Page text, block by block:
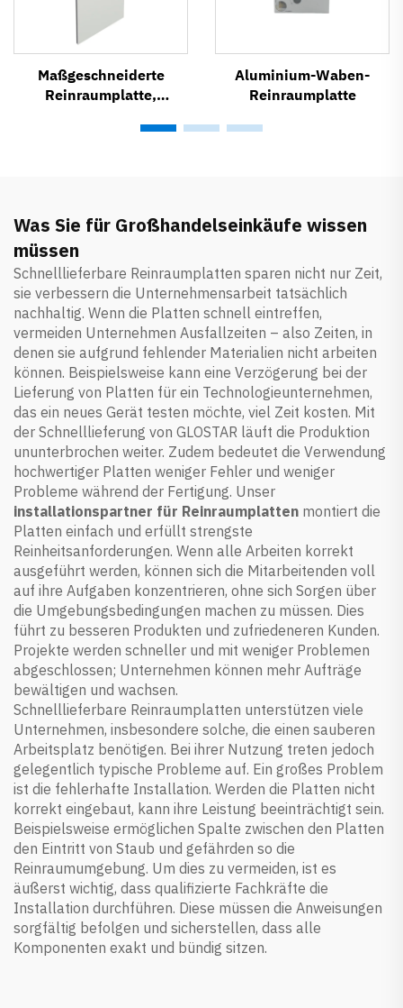
Maßgeschneiderte
Reinraumplatte,
Reinraumplatte
Aluminium-Waben-
Reinraumplatte
Was Sie für Großhandelseinkäufe wissen
müssen
Schnelllieferbare Reinraumplatten sparen nicht nur Zeit,
sie verbessern die Unternehmensarbeit tatsächlich
nachhaltig. Wenn die Platten schnell eintreffen,
vermeiden Unternehmen Ausfallzeiten – also Zeiten, in
denen sie aufgrund fehlender Materialien nicht arbeiten
können. Beispielsweise kann eine Verzögerung bei der
Lieferung von Platten für ein Technologieunternehmen,
das ein neues Gerät testen möchte, viel Zeit kosten. Mit
der Schnelllieferung von GLOSTAR läuft die Produktion
ununterbrochen weiter. Zudem bedeutet die Verwendung
hochwertiger Platten weniger Fehler und weniger
Probleme während der Fertigung. Unser
installationspartner für Reinraumplatten montiert die
Platten einfach und erfüllt strengste
Reinheitsanforderungen. Wenn alle Arbeiten korrekt
ausgeführt werden, können sich die Mitarbeitenden voll
auf ihre Aufgaben konzentrieren, ohne sich Sorgen über
die Umgebungsbedingungen machen zu müssen. Dies
führt zu besseren Produkten und zufriedeneren Kunden.
Projekte werden schneller und mit weniger Problemen
abgeschlossen; Unternehmen können mehr Aufträge
bewältigen und wachsen.
Schnelllieferbare Reinraumplatten unterstützen viele
Unternehmen, insbesondere solche, die einen sauberen
Arbeitsplatz benötigen. Bei ihrer Nutzung treten jedoch
gelegentlich typische Probleme auf. Ein großes Problem
ist die fehlerhafte Installation. Werden die Platten nicht
korrekt eingebaut, kann ihre Leistung beeinträchtigt sein.
Beispielsweise ermöglichen Spalte zwischen den Platten
den Eintritt von Staub und gefährden so die
Reinraumumgebung. Um dies zu vermeiden, ist es
äußerst wichtig, dass qualifizierte Fachkräfte die
Installation durchführen. Diese müssen die Anweisungen
sorgfältig befolgen und sicherstellen, dass alle
Komponenten exakt und bündig sitzen.